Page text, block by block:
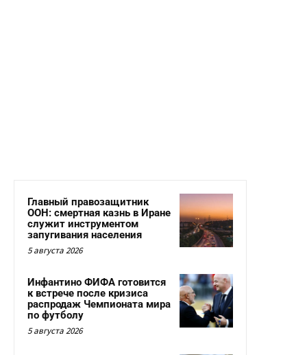
Главный правозащитник
ООН: смертная казнь в Иране
служит инструментом
запугивания населения
5 августа 2026
Инфантино ФИФА готовится
к встрече после кризиса
распродаж Чемпионата мира
по футболу
5 августа 2026